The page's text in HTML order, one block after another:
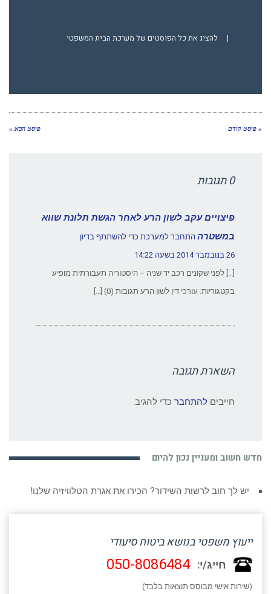
| להציג את כל הפוסטים של מערכת הבית המשפטי
« פוסט קודם פוסט הבא »
0 תגובות
פיצויים עקב לשון הרע לאחר הגשת תלונת שווא
במשטרה התחבר למערכת כדי להשתתף בדיון
26 בנובמבר 2014 בשעה 14:22
[…] לפני שקונים רכב יד שניה – היסטוריה תעבורתית מופיע
בקטגוריות: עורכי דין לשון הרע תגובות (0) […]
השארת תגובה
חייבים להתחבר כדי להגיב.
חדש חשוב ומעניין נכון להיום
יש לך חוב לרשות השידור? הכירו את אגרת הטלוויזיה שלנו!
ייעוץ משפטי בנושא ביטוח סיעודי
חייג/י: 050-8086484
(שירות אישי מבוסס תוצאות בלבד)